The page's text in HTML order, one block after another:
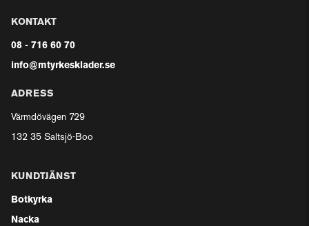
KONTAKT
08 - 716 60 70
info@mtyrkesklader.se
ADRESS
Värmdövägen 729
132 35 Saltsjö-Boo
KUNDTJÄNST
Botkyrka
Nacka